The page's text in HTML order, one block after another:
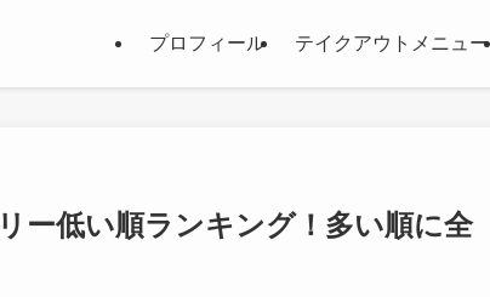
プロフィール テイクアウトメニュー
ー低い順ランキング！多い順に全